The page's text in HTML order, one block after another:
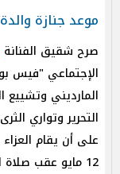
موعد جنازة
صرح شقيق الفنانة
الإجتماعي "فيس
المارديني
التحرير وتواري
على أن يقام
12 مايو عقب صلاة المغرب.